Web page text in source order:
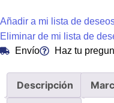
Añadir a mi lista de
Eliminar de mi lista de
Envío
Haz tu
Descripción